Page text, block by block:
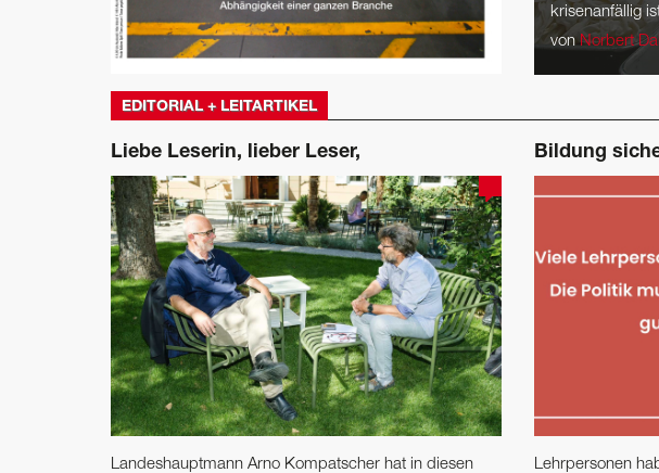
krisenanfällig
vonNorbert
EDITORIAL + LEITARTIKEL
Liebe Leserin, lieber Leser,
Landeshauptmann Arno Kompatscher hat in diesen
Bildung
Lehrpersonen